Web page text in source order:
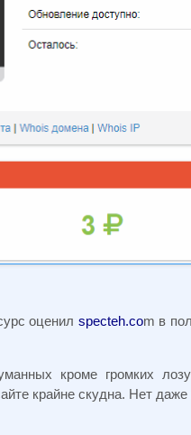
оценил specteh.com в
кроме громких
крайне скудна. Нет даже